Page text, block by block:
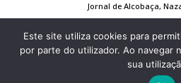
Jornal de Alcobaça,
Conta de Registo
© 2022 Região de Cister - Todos
Este site utiliza cookies para
por parte do utilizador. Ao navegar
sua